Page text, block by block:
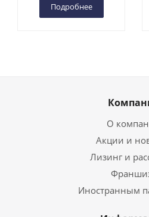
Подробнее
О
Акции и
Лизинг и
Иностранным